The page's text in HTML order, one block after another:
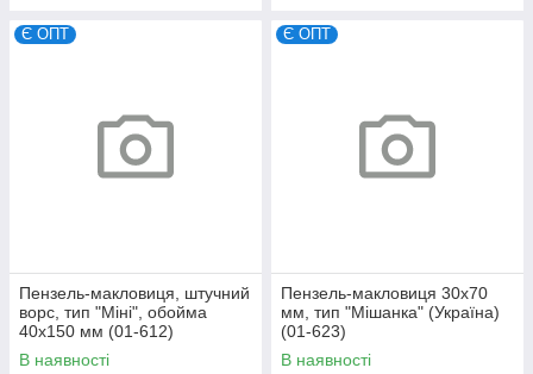
Є ОПТ
Пензель-макловиця, штучний
ворс, тип "Міні", обойма
40х150 мм (01-612)
В наявності
Є ОПТ
Пензель-макловиця 30х70
мм, тип "Мішанка" (Україна)
(01-623)
В наявності